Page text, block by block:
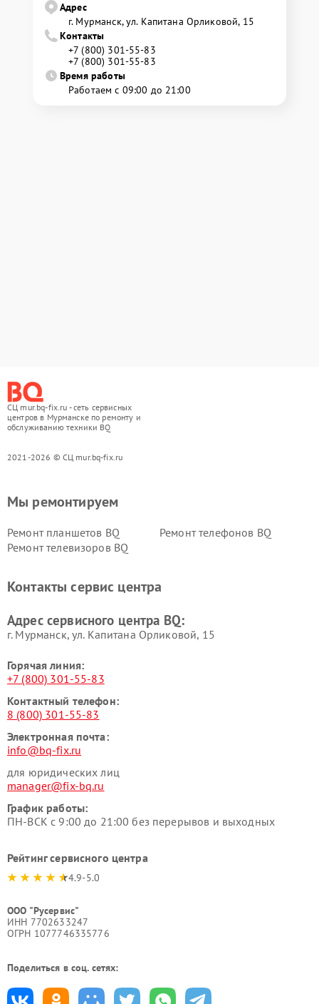
Адрес
г. Мурманск, ул. Капитана Орликовой, 15
Контакты
+7 (800) 301-55-83
+7 (800) 301-55-83
Время работы
Работаем с 09:00 до 21:00
СЦ mur.bq-fix.ru - сеть сервисных
центров в Мурманске по ремонту и
обслуживанию техники BQ
2021-2026 © СЦ mur.bq-fix.ru
Мы ремонтируем
Ремонт планшетов BQ
Ремонт телефонов BQ
Ремонт телевизоров BQ
Контакты сервис центра
Адрес сервисного центра BQ:
г. Мурманск, ул. Капитана Орликовой, 15
Горячая линия:
+7 (800) 301-55-83
Контактный телефон:
8 (800) 301-55-83
Электронная почта:
info@bq-fix.ru
для юридических лиц
manager@fix-bq.ru
График работы:
ПН-ВСК с 9:00 до 21:00 без перерывов и выходных
Рейтинг сервисного центра
4.9-5.0
ООО "Русервис"
ИНН 7702633247
ОГРН 1077746335776
Поделиться в соц. сетях: